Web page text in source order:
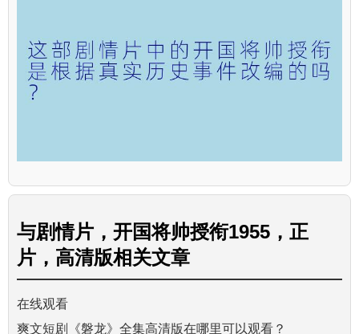
与剧情片，开国将帅授衔1955，正
片，高清版相关文章
在线观看
爽文短剧《磐龙》全集高清版在哪里可以观看？